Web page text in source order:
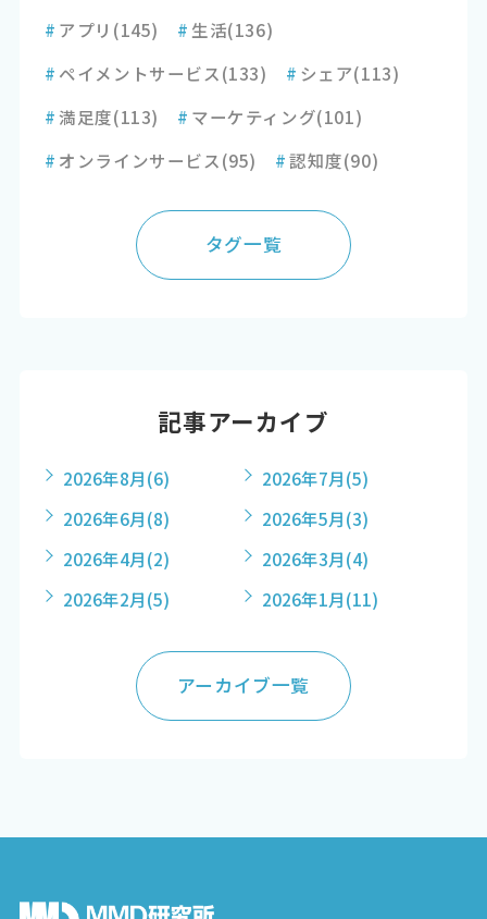
# アプリ (145) # 生活(136)
# ペイメントサービス(133) # シェア(113)
#満足度(113) # マーケティング(101)
# オンラインサービス(95) #認知度(90)
タグ一覧
記事アーカイブ
2026年8月(6) 2026年7月(5)
2026年6月(8) 2026年5月(3)
2026年4月(2) 2026年3月(4)
2026年2月(5) 2026年1月(11)
アーカイブ一覧